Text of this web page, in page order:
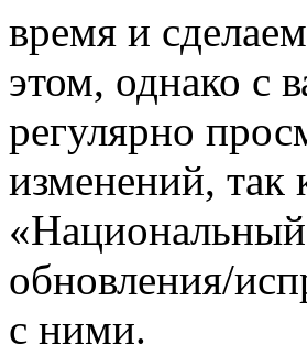
время и
этом, однако с
регулярно
изменений, так
обновления/
с ними.